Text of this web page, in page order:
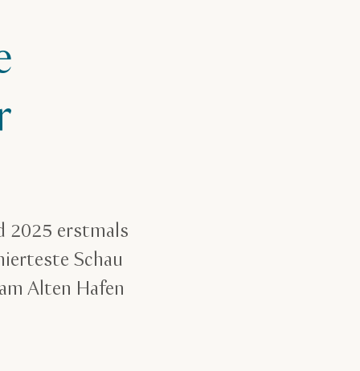
2025 erstmals
Schau
Alten Hafen